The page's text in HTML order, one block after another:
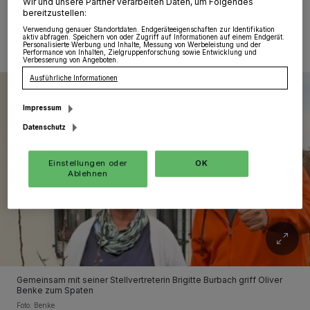
22.11.2025 , 14:14 Uhr 2 Minuten Lesezeit
Gemeinsam mit seiner Stellvertreterin Brigitte Burbach griff Oliver
Benke zum Spaten
Foto: Benke
bereitzustellen:
Verwendung genauer Standortdaten. Endgeräteeigenschaften zur Identifikation
aktiv abfragen. Speichern von oder Zugriff auf Informationen auf einem Endgerät.
Personalisierte Werbung und Inhalte, Messung von Werbeleistung und der
Performance von Inhalten, Zielgruppenforschung sowie Entwicklung und
Verbesserung von Angeboten.
Ausführliche Informationen
Impressum
Datenschutz
Einstellungen oder
Ablehnen
OK